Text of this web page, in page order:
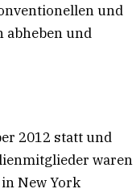
und
abheben und
2012 statt und
waren
New York